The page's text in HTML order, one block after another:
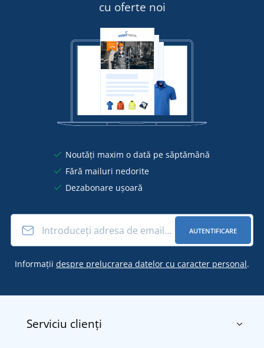
cu oferte noi
Noutăți maxim o dată pe săptămână
Fără mailuri nedorite
Dezabonare ușoară
AUTENTIFICARE
Informații despre prelucrarea datelor cu caracter personal.
Serviciu clienți